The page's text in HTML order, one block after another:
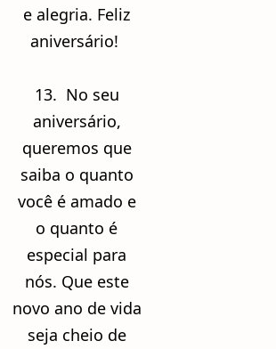
e alegria. Feliz
aniversário!
13. No seu
aniversário,
queremos que
saiba o quanto
você é amado e
o quanto é
especial para
nós. Que este
novo ano de vida
seja cheio de